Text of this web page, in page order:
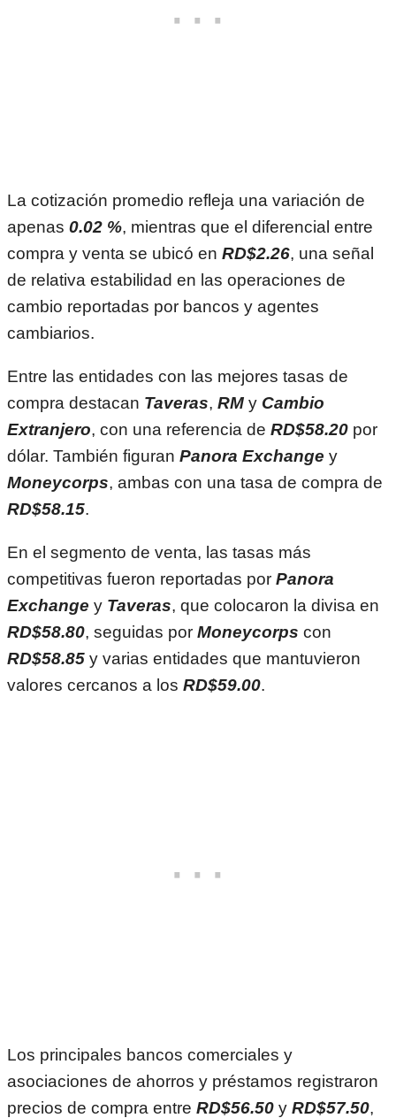
La cotización promedio refleja una variación de
apenas 0.02 %, mientras que el diferencial entre
compra y venta se ubicó en RD$2.26, una señal
de relativa estabilidad en las operaciones de
cambio reportadas por bancos y agentes
cambiarios.
Entre las entidades con las mejores tasas de
compra destacan Taveras, RM y Cambio
Extranjero, con una referencia de RD$58.20 por
dólar. También figuran Panora Exchange y
Moneycorps, ambas con una tasa de compra de
RD$58.15.
En el segmento de venta, las tasas más
competitivas fueron reportadas por Panora
Exchange y Taveras, que colocaron la divisa en
RD$58.80, seguidas por Moneycorps con
RD$58.85 y varias entidades que mantuvieron
valores cercanos a los RD$59.00.
Los principales bancos comerciales y
asociaciones de ahorros y préstamos registraron
precios de compra entre RD$56.50 y RD$57.50,